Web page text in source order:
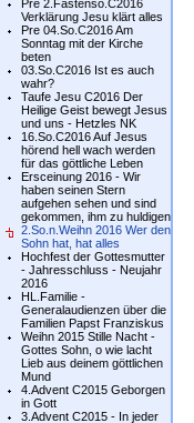
Pre 2.Fastenso.C2016
Verklärung Jesu klärt alles
Pre 04.So.C2016 Am
Sonntag mit der Kirche
beten
03.So.C2016 Ist es auch
wahr?
Taufe Jesu C2016 Der
Heilige Geist bewegt Jesus
und uns - Hetzles NK
16.So.C2016 Auf Jesus
hörend hell wach werden
für das göttliche Leben
Ersceinung 2016 - Wir
haben seinen Stern
aufgehen sehen und sind
gekommen, ihm zu huldigen
2.So.n.Weihn 2016 Wer den
Sohn hat, hat alles
Hochfest der Gottesmutter
- Jahresschluss - Neujahr
2016
HL.Familie -
Generalaudienzen über die
Familien Papst Franziskus
Weihn 2015 Stille Nacht -
Gottes Sohn, o wie lacht
Lieb aus deinem göttlichen
Mund
4.Advent C2015 Geborgen
in Gott
3.Advent C2015 - In jeder